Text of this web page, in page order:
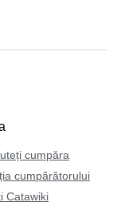
cumpăra
cumpărătorului
Catawiki